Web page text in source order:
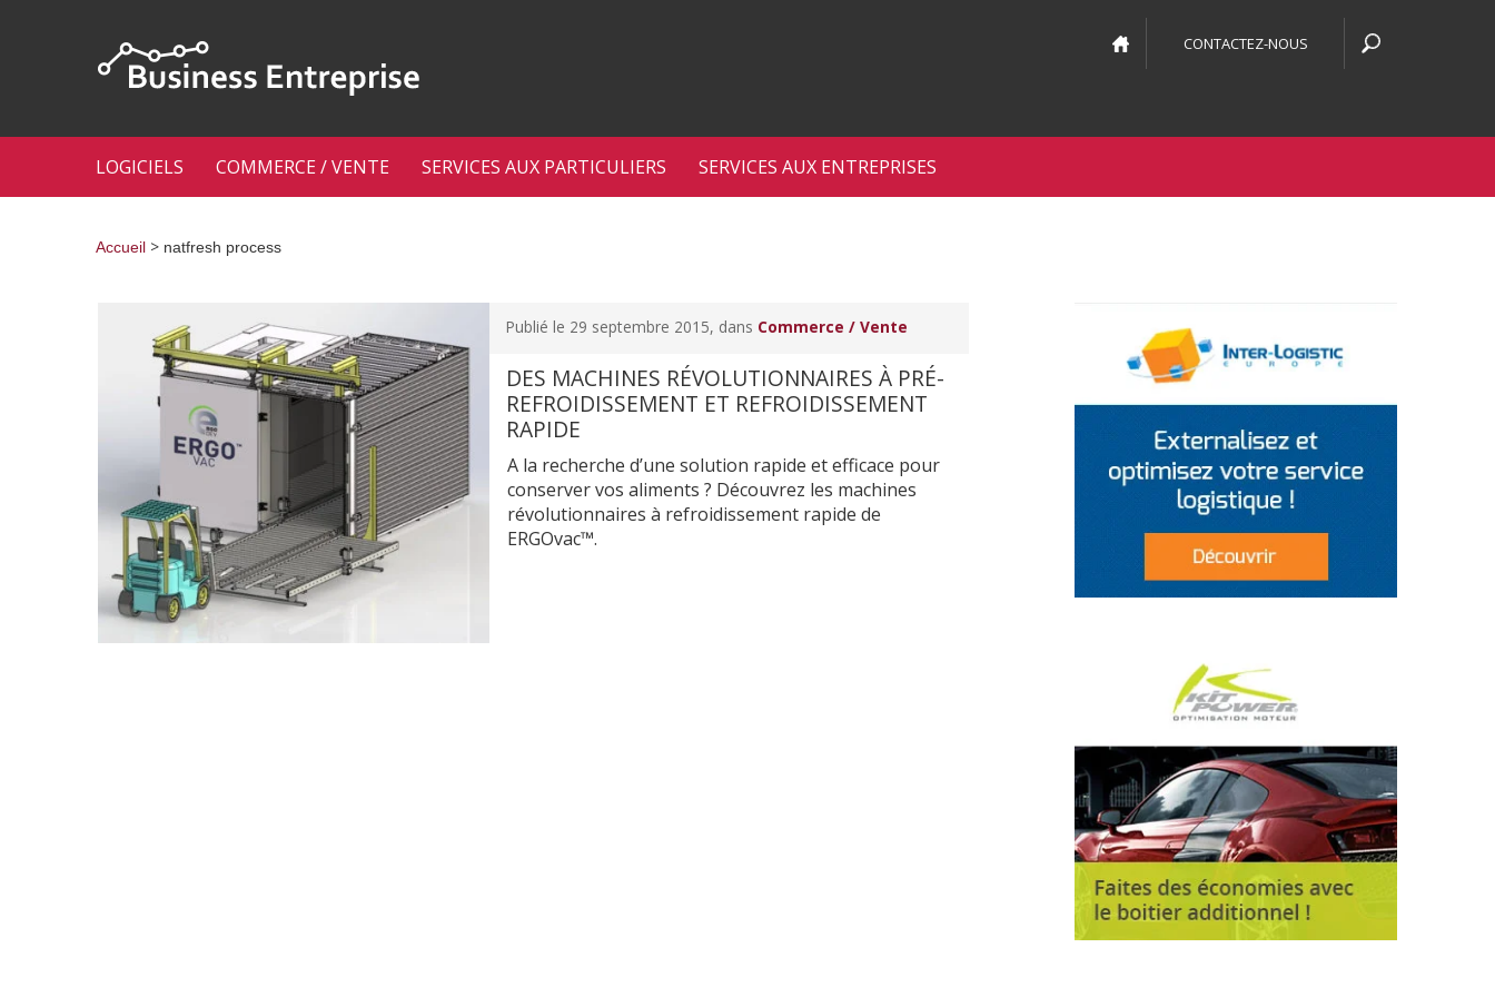
CONTACTEZ-NOUS
LOGICIELS COMMERCE / VENTE SERVICES AUX PARTICULIERS SERVICES AUX ENTREPRISES
Accueil > natfresh process
Publié le 29 septembre 2015, dans Commerce / Vente
DES MACHINES RÉVOLUTIONNAIRES À PRÉ-
REFROIDISSEMENT ET REFROIDISSEMENT
RAPIDE
A la recherche d’une solution rapide et efficace pour
conserver vos aliments ? Découvrez les machines
révolutionnaires à refroidissement rapide de
ERGOvac™.